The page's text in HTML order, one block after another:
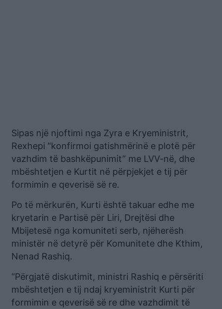
Sipas një njoftimi nga Zyra e Kryeministrit,
Rexhepi “konfirmoi gatishmërinë e plotë për
vazhdim të bashkëpunimit” me LVV-në, dhe
mbështetjen e Kurtit në përpjekjet e tij për
formimin e qeverisë së re.
Po të mërkurën, Kurti është takuar edhe me
kryetarin e Partisë për Liri, Drejtësi dhe
Mbijetesë nga komuniteti serb, njëherësh
ministër në detyrë për Komunitete dhe Kthim,
Nenad Rashiq.
“Përgjatë diskutimit, ministri Rashiq e përsëriti
mbështetjen e tij ndaj kryeministrit Kurti për
formimin e qeverisë së re dhe vazhdimit të